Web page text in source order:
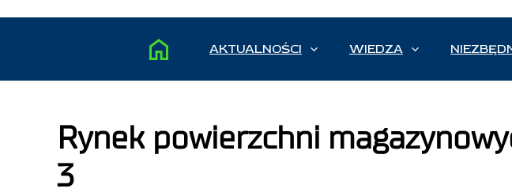
AKTUALNOŚCI WIEDZA
Rynek powierzchni
3